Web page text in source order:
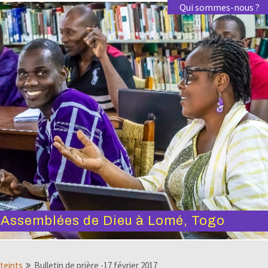
Qui sommes-nous ?
de Dieu à Lomé, Togo
Bulletin de prière -17 février 2017